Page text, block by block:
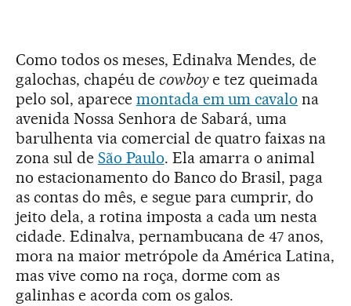
Como todos os meses, Edinalva Mendes, de
galochas, chapéu de cowboye tez queimada
pelo sol, aparece montada em um cavalo na
avenida Nossa Senhora de Sabará, uma
barulhenta via comercial de quatro faixas na
zona sul de São Paulo. Ela amarra o animal
no estacionamento do Banco do Brasil, paga
as contas do mês, e segue para cumprir, do
jeito dela, a rotina imposta a cada um nesta
cidade. Edinalva, pernambucana de 47 anos,
mora na maior metrópole da América Latina,
mas vive como na roça, dorme com as
galinhas e acorda com os galos.